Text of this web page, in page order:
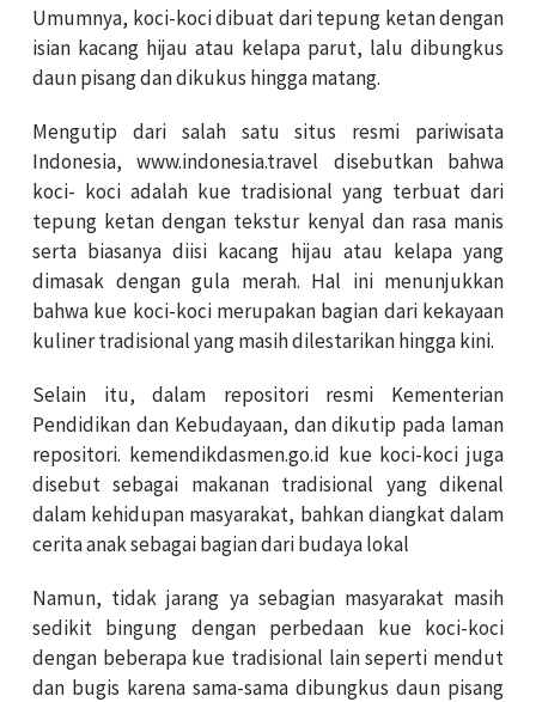
Umumnya, koci-koci dibuat dari tepung ketan dengan
isian kacang hijau atau kelapa parut, lalu dibungkus
daun pisang dan dikukus hingga matang.
Mengutip dari salah satu situs resmi pariwisata
Indonesia, www.indonesia.travel disebutkan bahwa
koci- koci adalah kue tradisional yang terbuat dari
tepung ketan dengan tekstur kenyal dan rasa manis
serta biasanya diisi kacang hijau atau kelapa yang
dimasak dengan gula merah. Hal ini menunjukkan
bahwa kue koci-koci merupakan bagian dari kekayaan
kuliner tradisional yang masih dilestarikan hingga kini.
Selain itu, dalam repositori resmi Kementerian
Pendidikan dan Kebudayaan, dan dikutip pada laman
repositori. kemendikdasmen.go.id kue koci-koci juga
disebut sebagai makanan tradisional yang dikenal
dalam kehidupan masyarakat, bahkan diangkat dalam
cerita anak sebagai bagian dari budaya lokal
Namun, tidak jarang ya sebagian masyarakat masih
sedikit bingung dengan perbedaan kue koci-koci
dengan beberapa kue tradisional lain seperti mendut
dan bugis karena sama-sama dibungkus daun pisang